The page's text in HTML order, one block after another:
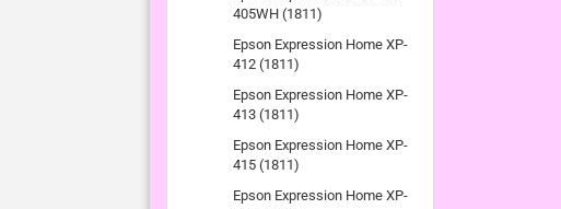
405WH (1811)
Epson Expression Home XP-
412 (1811)
Epson Expression Home XP-
413 (1811)
Epson Expression Home XP-
415 (1811)
Epson Expression Home XP-